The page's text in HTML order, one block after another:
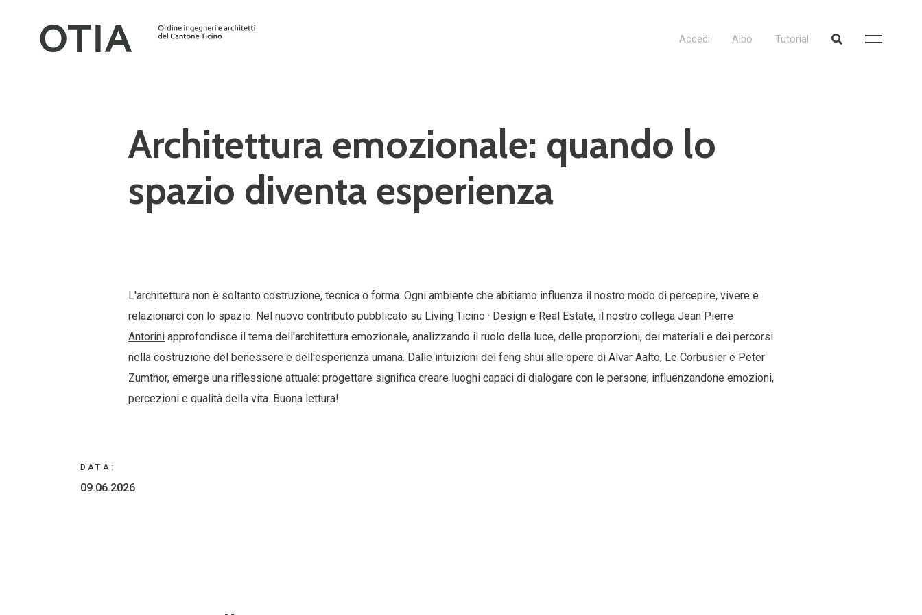
Accedi Albo Tutorial
Architettura emozionale: quando lo
spazio diventa esperienza
L'architettura non è soltanto costruzione, tecnica o forma. Ogni ambiente che abitiamo influenza il nostro modo di percepire, vivere e
relazionarci con lo spazio. Nel nuovo contributo pubblicato su Living Ticino · Design e Real Estate, il nostro collega Jean Pierre
Antorini approfondisce il tema dell'architettura emozionale, analizzando il ruolo della luce, delle proporzioni, dei materiali e dei percorsi
nella costruzione del benessere e dell'esperienza umana. Dalle intuizioni del feng shui alle opere di Alvar Aalto, Le Corbusier e Peter
Zumthor, emerge una riflessione attuale: progettare significa creare luoghi capaci di dialogare con le persone, influenzandone emozioni,
percezioni e qualità della vita. Buona lettura!
DATA:
09.06.2026